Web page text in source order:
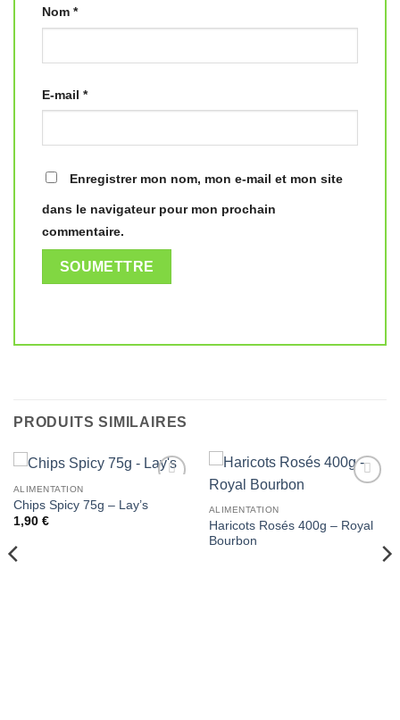
Nom *
E-mail *
Enregistrer mon nom, mon e-mail et mon site
dans le navigateur pour mon prochain
commentaire.
PRODUITS SIMILAIRES
à la liste
ALIMENTATION
Chips Spicy 75g – Lay’s
1,90 €
souhaits
ALIMENTATION
Haricots Rosés 400g – Royal
Bourbon